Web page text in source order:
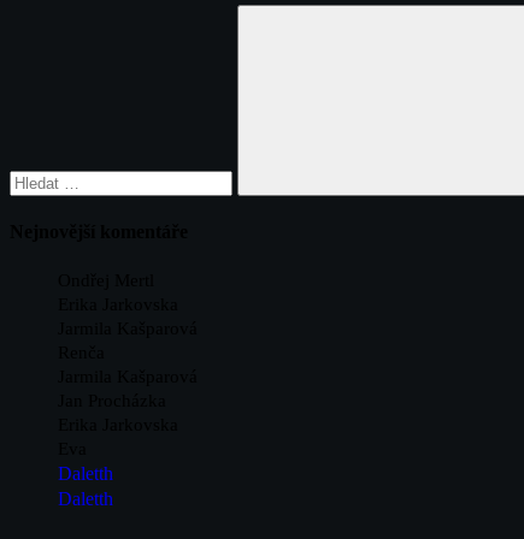
Hledat
Daletth
Daletth